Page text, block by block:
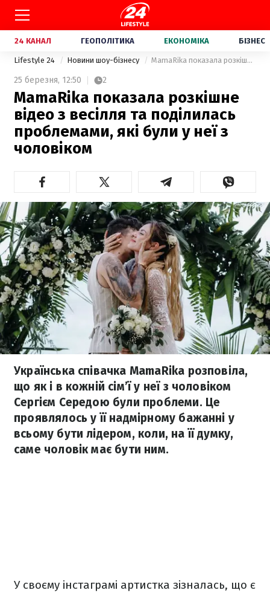
24 КАНАЛ ГЕОПОЛІТИКА ЕКОНОМІКА БІЗНЕС
Lifestyle 24 Новини шоу-бізнесу MamaRika показала розкішне відео з весілля та поділилась проблемами, які були у неї з чоловіком
25 березня, 12:50 2
MamaRika показала розкішне
відео з весілля та поділилась
проблемами, які були у неї з
чоловіком
Українська співачка MamaRika розповіла,
що як і в кожній сім’ї у неї з чоловіком
Сергієм Середою були проблеми. Це
проявлялось у її надмірному бажанні у
всьому бути лідером, коли, на її думку,
саме чоловік має бути ним.
У своєму інстаграмі артистка зізналась, що є